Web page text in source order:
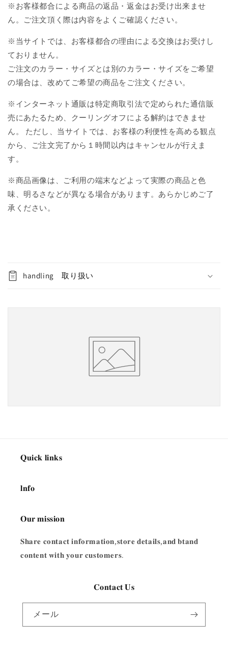
※お客様都合による商品の返品・返金はお受け出来ませ
ん。ご注文頂く際は内容をよくご確認ください。
※当サイトでは、お客様都合の理由による交換はお受けし
ておりません。
ご注文のカラー・サイズとは別のカラー・サイズをご希望
の場合は、改めてご希望の商品をご注文ください。
※インターネット通販は特定商取引法で定められた通信販
売にあたるため、クーリングオフによる解約はできませ
ん。 ただし、当サイトでは、お客様の利便性を高める観点
から、ご注文完了から１時間以内はキャンセルが行えま
す。
※商品画像は、ご利用の端末などよって実際の商品と色
味、明るさなどが異なる場合があります。あらかじめご了
承ください。
handling 取り扱い
𝐐𝐮𝐢𝐜𝐤 𝐥𝐢𝐧𝐤𝐬
𝐥𝐧𝐟𝐨
𝐎𝐮𝐫 𝐦𝐢𝐬𝐬𝐢𝐨𝐧
𝐒𝐡𝐚𝐫𝐞 𝐜𝐨𝐧𝐭𝐚𝐜𝐭 𝐢𝐧𝐟𝐨𝐫𝐦𝐚𝐭𝐢𝐨𝐧,𝐬𝐭𝐨𝐫𝐞 𝐝𝐞𝐭𝐚𝐢𝐥𝐬,𝐚𝐧𝐝 𝐛𝐭𝐚𝐧𝐝
𝐜𝐨𝐧𝐭𝐞𝐧𝐭 𝐰𝐢𝐭𝐡 𝐲𝐨𝐮𝐫 𝐜𝐮𝐬𝐭𝐨𝐦𝐞𝐫𝐬.
𝐂𝐨𝐧𝐭𝐚𝐜𝐭 𝐔𝐬
メール